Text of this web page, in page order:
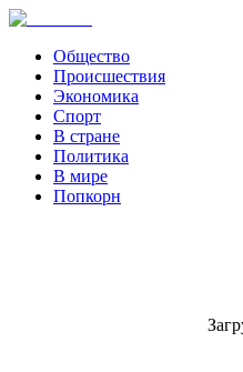
Общество
Происшествия
Экономика
Спорт
В стране
Политика
В мире
Попкорн